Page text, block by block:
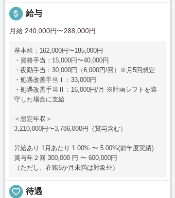
attach_money 給与
月給 240,000円〜288,000円
基本給：162,000円〜185,000円
・資格手当：15,000円〜40,000円
・夜勤手当：30,000円（6,000円/回）※月5回想定
・処遇改善手当Ⅰ：33,000円
・処遇改善手当Ⅱ：16,000円/月 ※計画シフトを遵
守した場合に支給
＜想定年収＞
3,210,000円〜3,786,000円（賞与含む）
昇給あり 1月あたり 1.00% 〜 5.00%(前年度実績)
賞与年２回 300,000 円 〜 600,000円
（ただし、在籍6か月未満は対象外）
favorite_border 待遇